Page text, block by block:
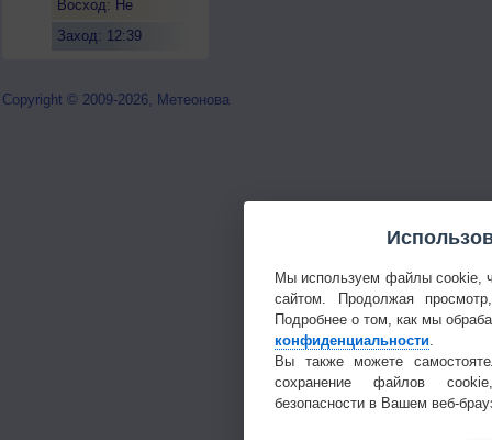
Восход: Не
Заход: 12:39
Copyright © 2009-2026, Метеонова
Мы используем файлы cookie,
сайтом. Продолжая
Подробнее о том, как мы
конфиденциальности
Вы также можете
сохранение файлов
безопасности в Вашем веб-